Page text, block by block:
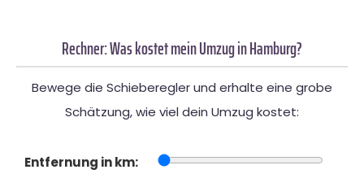
Rechner: Was kostet mein Umzug in Hamburg?
Bewege die Schieberegler und erhalte eine grobe
Schätzung, wie viel dein Umzug kostet:
Entfernung in km: